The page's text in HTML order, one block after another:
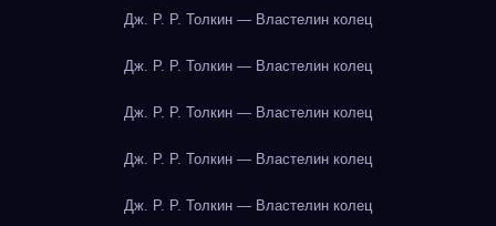
Дж. Р. Р. Толкин — Властелин колец
Дж. Р. Р. Толкин — Властелин колец
Дж. Р. Р. Толкин — Властелин колец
Дж. Р. Р. Толкин — Властелин колец
Дж. Р. Р. Толкин — Властелин колец